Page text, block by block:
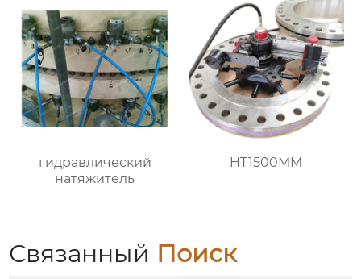
гидравлический
натяжитель
HT1500MM
Связанный Поиск